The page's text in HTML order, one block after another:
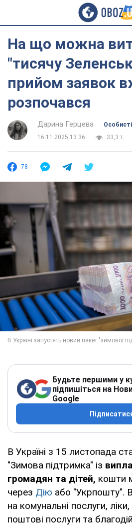
На що можна
"тисячу
прийом заявок
розпочався
Дарина Герцева
16.11.2025 13:36
33,3 т.
78
Будьте першими у
підпишіться на
Google
В Україні з 15 листопада
"Зимова підтримка" із
громадян та дітей, кошти
через Дію або "Укрпошту".
на комунальні послуги,
поштові послуги та